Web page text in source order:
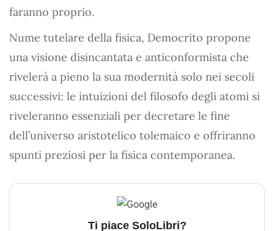
faranno proprio.
Nume tutelare della fisica, Democrito propone
una visione disincantata e anticonformista che
rivelerà a pieno la sua modernità solo nei secoli
successivi: le intuizioni del filosofo degli atomi si
riveleranno essenziali per decretare le fine
dell’universo aristotelico tolemaico e offriranno
spunti preziosi per la fisica contemporanea.
Ti piace SoloLibri?